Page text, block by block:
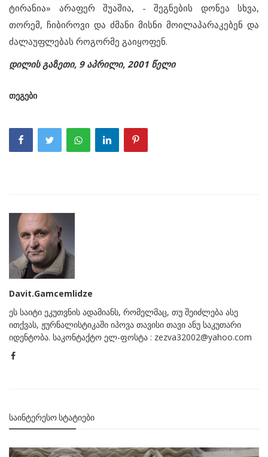
ტირანია» არაფერ შუაშია, - შეგნების დონეა სხვა,
თორემ, ჩიბიროვი და ძმანი მისნი მოილაპარაკებენ და
ძალაუფლებას როგორმე გაიყოფენ.
დილის გაზეთი, 9 აპრილი, 2001 წელი
თეგები
Davit.Gamcemlidze
ეს საიტი ეკუთვნის ადამიანს, რომელმაც, თუ შეიძლება ასე
ითქვას, ჟურნალისტიკაში იპოვა თავისი თავი ანუ საკუთარი
იდენტობა. საკონტაქტო ელ-ფოსტა : zezva32002@yahoo.com
ᲡᲐᲘᲜᲢᲔᲠᲔᲡᲝ ᲡᲢᲐᲢᲘᲔᲑᲘ